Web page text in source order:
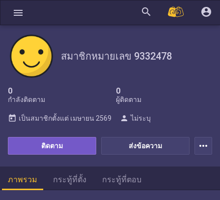
menu search account_circle
สมาชิกหมายเลข 9332478
0
กำลังติดตาม
0
ผู้ติดตาม
ส่งข้อความ
ติดตาม
today เป็นสมาชิกตั้งแต่ เมษายน 2569 person ไม่ระบุ
more_horiz
ภาพรวม กระทู้ที่ตั้ง กระทู้ที่ตอบ